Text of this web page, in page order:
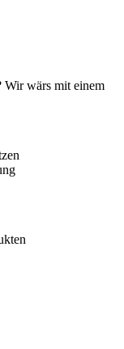
Wir wärs mit einem